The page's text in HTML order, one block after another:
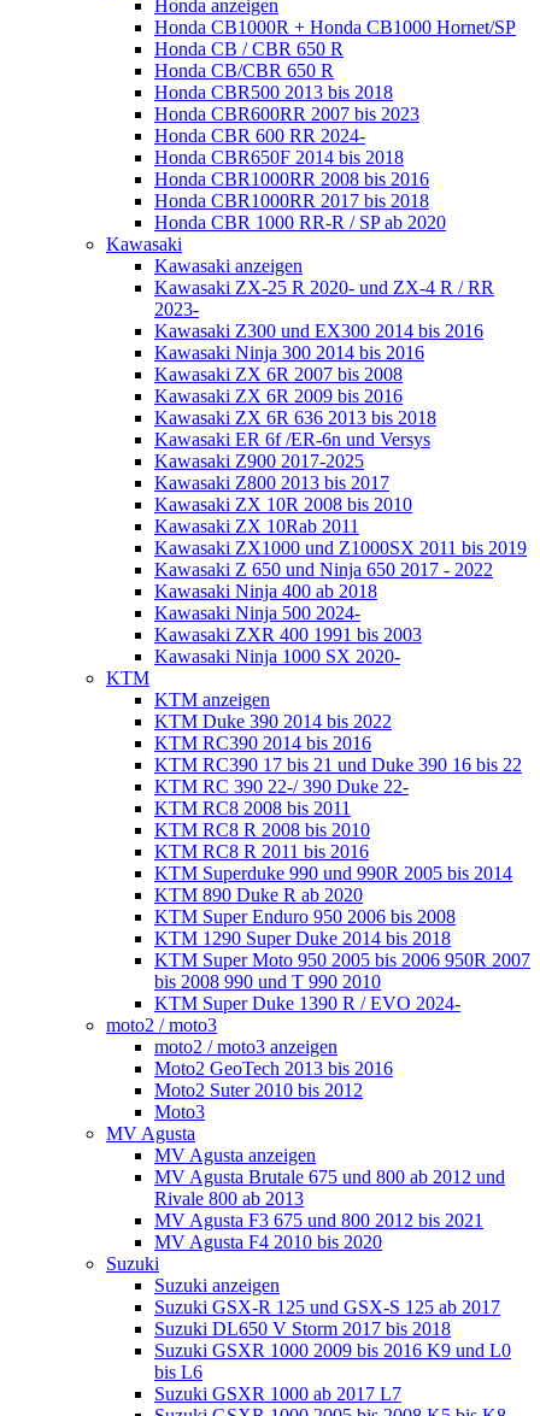
Honda anzeigen
Honda CB1000R + Honda CB1000 Hornet/SP
Honda CB / CBR 650 R
Honda CB/CBR 650 R
Honda CBR500 2013 bis 2018
Honda CBR600RR 2007 bis 2023
Honda CBR 600 RR 2024-
Honda CBR650F 2014 bis 2018
Honda CBR1000RR 2008 bis 2016
Honda CBR1000RR 2017 bis 2018
Honda CBR 1000 RR-R / SP ab 2020
Kawasaki
Kawasaki anzeigen
Kawasaki ZX-25 R 2020- und ZX-4 R / RR
2023-
Kawasaki Z300 und EX300 2014 bis 2016
Kawasaki Ninja 300 2014 bis 2016
Kawasaki ZX 6R 2007 bis 2008
Kawasaki ZX 6R 2009 bis 2016
Kawasaki ZX 6R 636 2013 bis 2018
Kawasaki ER 6f /ER-6n und Versys
Kawasaki Z900 2017-2025
Kawasaki Z800 2013 bis 2017
Kawasaki ZX 10R 2008 bis 2010
Kawasaki ZX 10Rab 2011
Kawasaki ZX1000 und Z1000SX 2011 bis 2019
Kawasaki Z 650 und Ninja 650 2017 - 2022
Kawasaki Ninja 400 ab 2018
Kawasaki Ninja 500 2024-
Kawasaki ZXR 400 1991 bis 2003
Kawasaki Ninja 1000 SX 2020-
KTM
KTM anzeigen
KTM Duke 390 2014 bis 2022
KTM RC390 2014 bis 2016
KTM RC390 17 bis 21 und Duke 390 16 bis 22
KTM RC 390 22-/ 390 Duke 22-
KTM RC8 2008 bis 2011
KTM RC8 R 2008 bis 2010
KTM RC8 R 2011 bis 2016
KTM Superduke 990 und 990R 2005 bis 2014
KTM 890 Duke R ab 2020
KTM Super Enduro 950 2006 bis 2008
KTM 1290 Super Duke 2014 bis 2018
KTM Super Moto 950 2005 bis 2006 950R 2007
bis 2008 990 und T 990 2010
KTM Super Duke 1390 R / EVO 2024-
moto2 / moto3
moto2 / moto3 anzeigen
Moto2 GeoTech 2013 bis 2016
Moto2 Suter 2010 bis 2012
Moto3
MV Agusta
MV Agusta anzeigen
MV Agusta Brutale 675 und 800 ab 2012 und
Rivale 800 ab 2013
MV Agusta F3 675 und 800 2012 bis 2021
MV Agusta F4 2010 bis 2020
Suzuki
Suzuki anzeigen
Suzuki GSX-R 125 und GSX-S 125 ab 2017
Suzuki DL650 V Storm 2017 bis 2018
Suzuki GSXR 1000 2009 bis 2016 K9 und L0
bis L6
Suzuki GSXR 1000 ab 2017 L7